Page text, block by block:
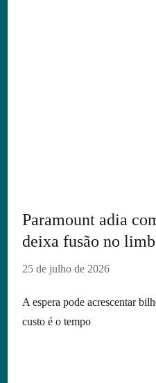
Paramount adia
deixa fusão no
25 de julho de 2026
A espera pode acrescentar
custo é o tempo